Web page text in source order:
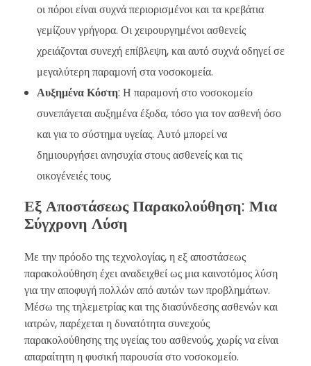
οι πόροι είναι συχνά περιορισμένοι και τα κρεβάτια
γεμίζουν γρήγορα. Οι χειρουργημένοι ασθενείς
χρειάζονται συνεχή επίβλεψη, και αυτό συχνά οδηγεί σε
μεγαλύτερη παραμονή στα νοσοκομεία.
Αυξημένα Κόστη: Η παραμονή στο νοσοκομείο
συνεπάγεται αυξημένα έξοδα, τόσο για τον ασθενή όσο
και για το σύστημα υγείας. Αυτό μπορεί να
δημιουργήσει ανησυχία στους ασθενείς και τις
οικογένειές τους.
Εξ Αποστάσεως Παρακολούθηση: Μια
Σύγχρονη Λύση
Με την πρόοδο της τεχνολογίας, η εξ αποστάσεως
παρακολούθηση έχει αναδειχθεί ως μια καινοτόμος λύση
για την αποφυγή πολλών από αυτών των προβλημάτων.
Μέσω της τηλεμετρίας και της διασύνδεσης ασθενών και
ιατρών, παρέχεται η δυνατότητα συνεχούς
παρακολούθησης της υγείας του ασθενούς, χωρίς να είναι
απαραίτητη η φυσική παρουσία στο νοσοκομείο.